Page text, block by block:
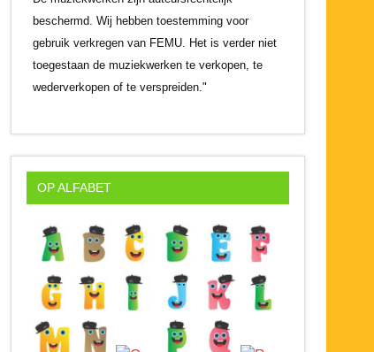
beschermd. Wij hebben toestemming voor
gebruik verkregen van FEMU. Het is verder niet
toegestaan de muziekwerken te verkopen, te
wederverkopen of te verspreiden."
OP ALFABET